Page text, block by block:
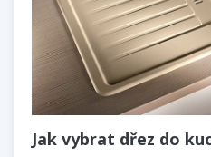
Jak vybrat dřez do